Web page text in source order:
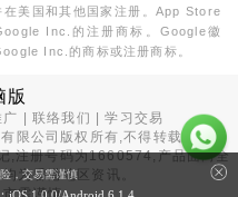
美国和其他国家注册。App Store
Inc.的注册商标。Google徽
Inc.的商标或注册商标。
版
广 |联络我们 |学习交易
限公司版权所有,不得转载
,注册号码为1660574,产品面向全
为香港地区资讯。
需谨慎。
，交易需谨慎